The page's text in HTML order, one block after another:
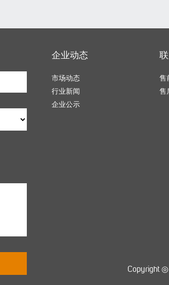
企业动态
市场动态
行业新闻
企业公示
售
售
Copyright